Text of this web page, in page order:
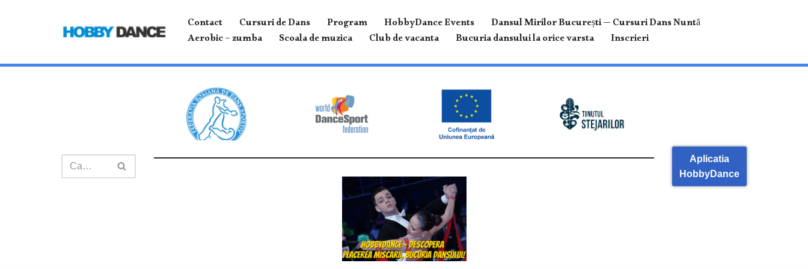
conținut
Contact Cursuri de Dans Program HobbyDance Events
Dansul Mirilor București — Cursuri Dans Nuntă
Aerobic – zumba
Scoala de muzica Club de vacanta Bucuria dansului la orice varsta Inscrieri
Aplicatia
HobbyDance